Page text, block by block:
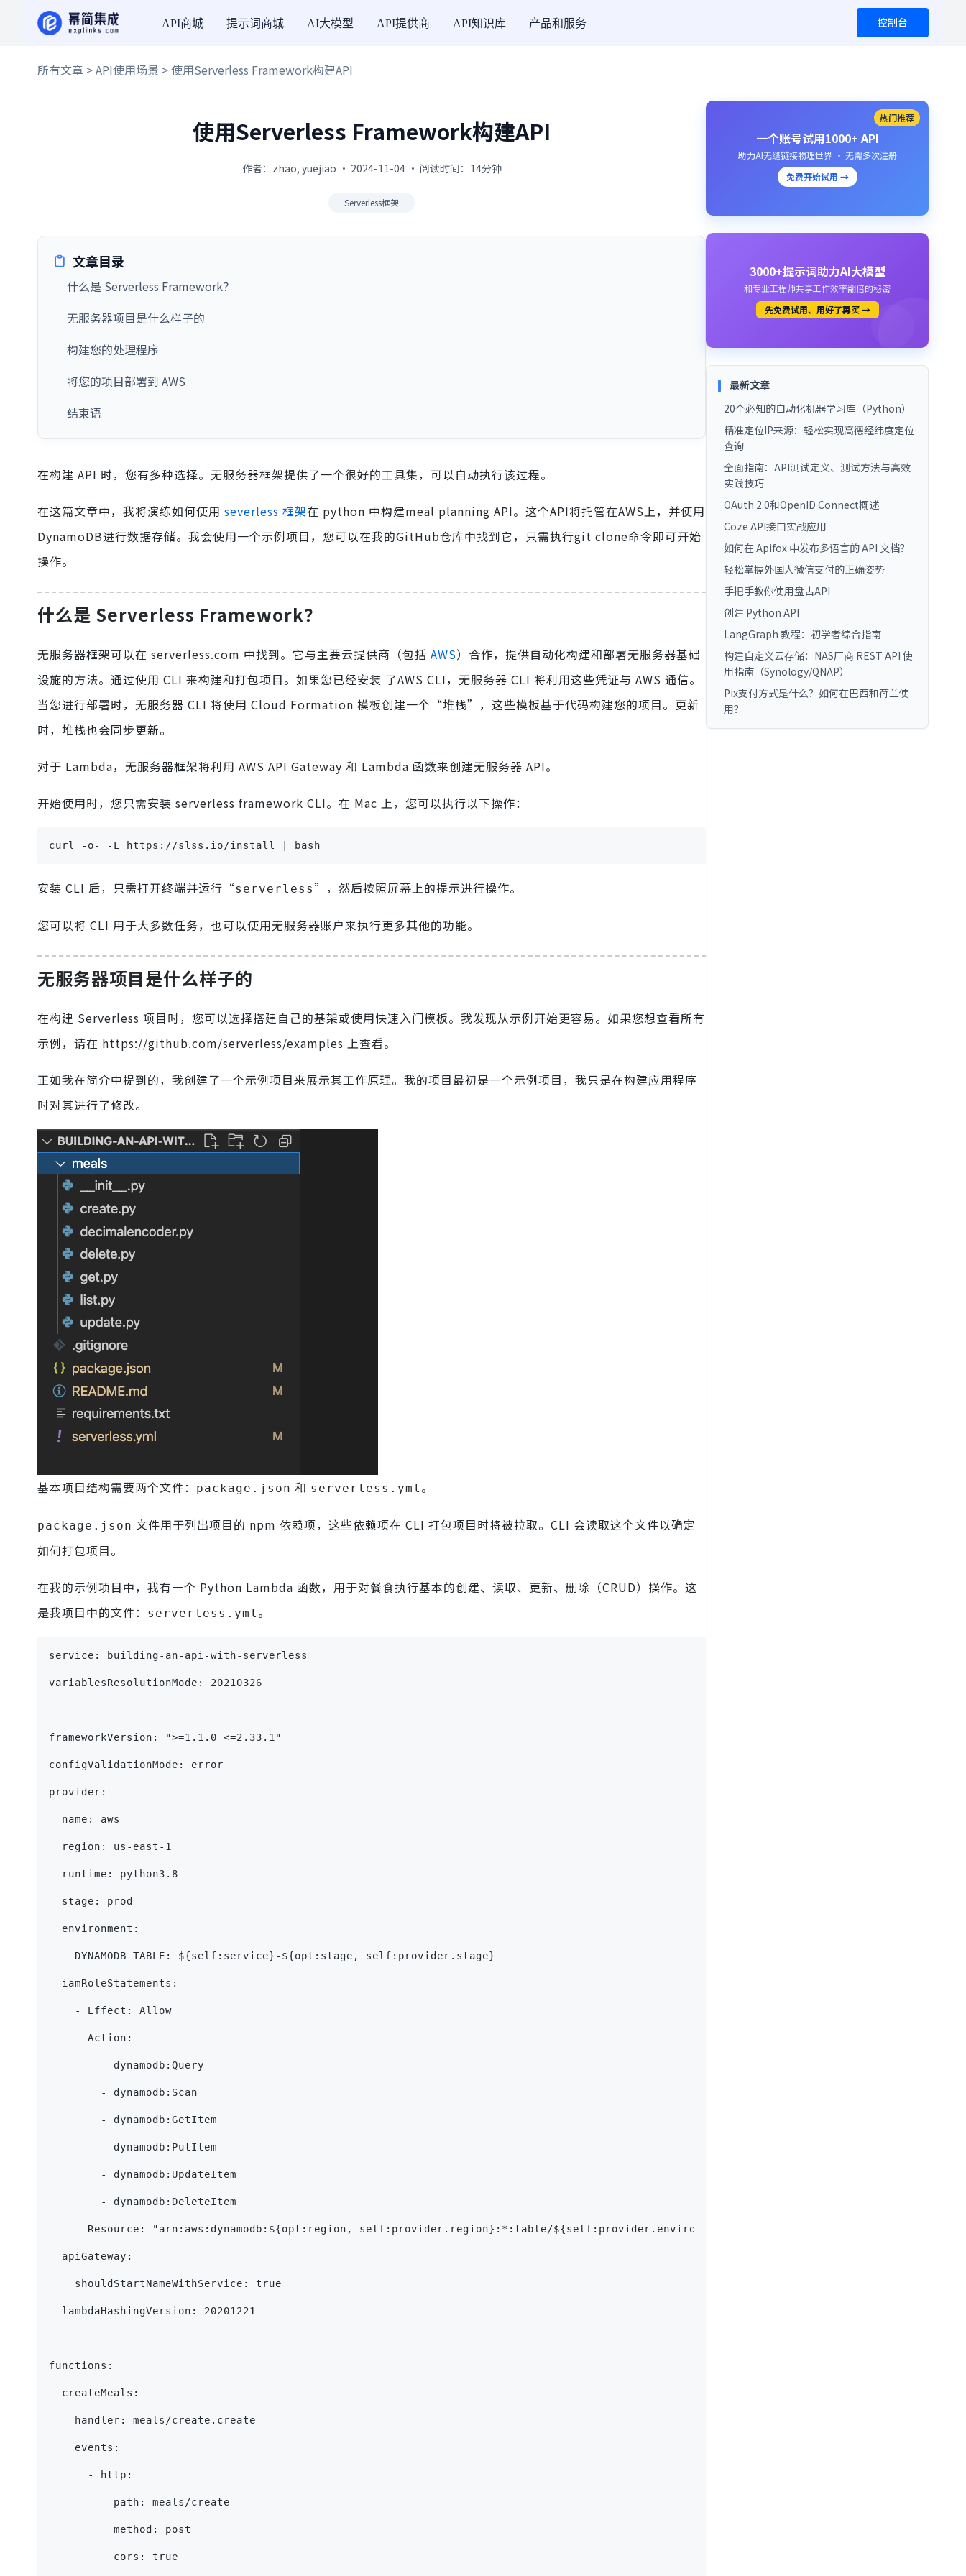
API商城 提示词商城 AI大模型 API提供商 API知识库 产品和服务 控制台
所有文章 >API使用场景 > 使用Serverless Framework构建API
使用Serverless Framework构建API
作者：zhao, yuejiao · 2024-11-04 · 阅读时间：14分钟
Serverless框架
文章目录
什么是 Serverless Framework？
无服务器项目是什么样子的
构建您的处理程序
将您的项目部署到 AWS
结束语
在构建 API 时，您有多种选择。无服务器框架提供了一个很好的工具集，可以自动执行该过程。
在这篇文章中，我将演练如何使用 severless 框架在 python 中构建meal planning API。这个API将托管在AWS上，并使用
DynamoDB进行数据存储。我会使用一个示例项目，您可以在我的GitHub仓库中找到它，只需执行git clone命令即可开始
操作。
什么是 Serverless Framework？
无服务器框架可以在 serverless.com 中找到。它与主要云提供商（包括 AWS）合作，提供自动化构建和部署无服务器基础
设施的方法。通过使用 CLI 来构建和打包项目。如果您已经安装 了AWS CLI，无服务器 CLI 将利用这些凭证与 AWS 通信。
当您进行部署时，无服务器 CLI 将使用 Cloud Formation 模板创建一个“堆栈”，这些模板基于代码构建您的项目。更新
时，堆栈也会同步更新。
对于 Lambda，无服务器框架将利用 AWS API Gateway 和 Lambda 函数来创建无服务器 API。
开始使用时，您只需安装 serverless framework CLI。在 Mac 上，您可以执行以下操作：
curl -o- -L https://slss.io/install | bash
安装 CLI 后，只需打开终端并运行“serverless”，然后按照屏幕上的提示进行操作。
您可以将 CLI 用于大多数任务，也可以使用无服务器账户来执行更多其他的功能。
无服务器项目是什么样子的
在构建 Serverless 项目时，您可以选择搭建自己的基架或使用快速入门模板。我发现从示例开始更容易。如果您想查看所有
示例，请在 https://github.com/serverless/examples 上查看。
正如我在简介中提到的，我创建了一个示例项目来展示其工作原理。我的项目最初是一个示例项目，我只是在构建应用程序
时对其进行了修改。
基本项目结构需要两个文件： package.json 和 serverless.yml 。
package.json 文件用于列出项目的 npm 依赖项，这些依赖项在 CLI 打包项目时将被拉取。CLI 会读取这个文件以确定
如何打包项目。
在我的示例项目中，我有一个 Python Lambda 函数，用于对餐食执行基本的创建、读取、更新、删除（CRUD）操作。这
是我项目中的文件：
serverless.yml 。
service: building-an-api-with-serverless
variablesResolutionMode: 20210326
frameworkVersion: ">=1.1.0 <=2.33.1"
configValidationMode: error
provider:
  name: aws
  region: us-east-1
  runtime: python3.8
  stage: prod
  environment:
    DYNAMODB_TABLE: ${self:service}-${opt:stage, self:provider.stage}
  iamRoleStatements:
    - Effect: Allow
      Action:
        - dynamodb:Query
        - dynamodb:Scan
        - dynamodb:GetItem
        - dynamodb:PutItem
        - dynamodb:UpdateItem
        - dynamodb:DeleteItem
      Resource: "arn:aws:dynamodb:${opt:region, self:provider.region}:*:table/${self:provider.environment.DYNAMODB_TABLE}"
  apiGateway:
    shouldStartNameWithService: true
  lambdaHashingVersion: 20201221
functions:
  createMeals:
    handler: meals/create.create
    events:
      - http:
          path: meals/create
          method: post
          cors: true
热门推荐
一个账号试用1000+ API
助力AI无缝链接物理世界 · 无需多次注册
免费开始试用 →
3000+提示词助力AI大模型
和专业工程师共享工作效率翻倍的秘密
先免费试用、用好了再买 →
最新文章
20个必知的自动化机器学习库（Python）
精准定位IP来源：轻松实现高德经纬度定位
查询
全面指南：API测试定义、测试方法与高效
实践技巧
OAuth 2.0和OpenID Connect概述
Coze API接口实战应用
如何在 Apifox 中发布多语言的 API 文档？
轻松掌握外国人微信支付的正确姿势
手把手教你使用盘古API
创建 Python API
LangGraph 教程：初学者综合指南
构建自定义云存储：NAS厂商 REST API 使
用指南（Synology/QNAP）
Pix支付方式是什么？如何在巴西和荷兰使
用？